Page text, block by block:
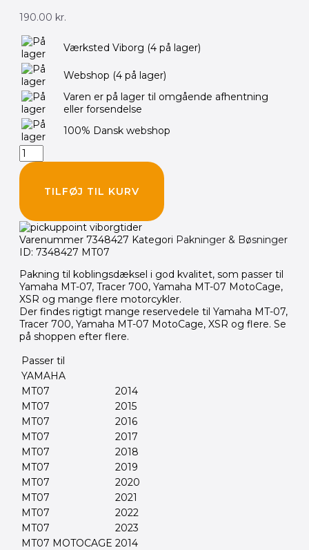
190.00 kr.
Værksted Viborg (4 på lager)
Webshop (4 på lager)
Varen er på lager til omgående afhentning
eller forsendelse
100% Dansk webshop
ATHENA
Pakning
til
koblingsdæksel
MT07
antal
TILFØJ TIL KURV
Varenummer 7348427 Kategori Pakninger & Bøsninger
ID: 7348427 MT07
Pakning til koblingsdæksel i god kvalitet, som passer til
Yamaha MT-07, Tracer 700, Yamaha MT-07 MotoCage,
XSR og mange flere motorcykler.
Der findes rigtigt mange reservedele til Yamaha MT-07,
Tracer 700, Yamaha MT-07 MotoCage, XSR og flere. Se
på shoppen efter flere.
Passer til
YAMAHA
MT07
2014
MT07
2015
MT07
2016
MT07
2017
MT07
2018
MT07
2019
MT07
2020
MT07
2021
MT07
2022
MT07
2023
MT07 MOTOCAGE 2014